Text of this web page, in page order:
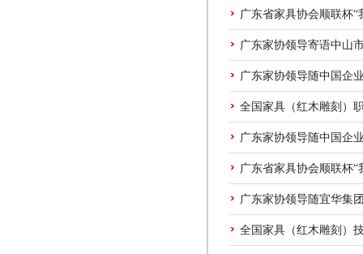
广东省家具协会顺联杯
广东家协领导寄语中山
广东家协领导随中国企
全国家具（红木雕刻）
广东家协领导随中国企
广东省家具协会顺联杯
广东家协领导随宜华集
全国家具（红木雕刻）